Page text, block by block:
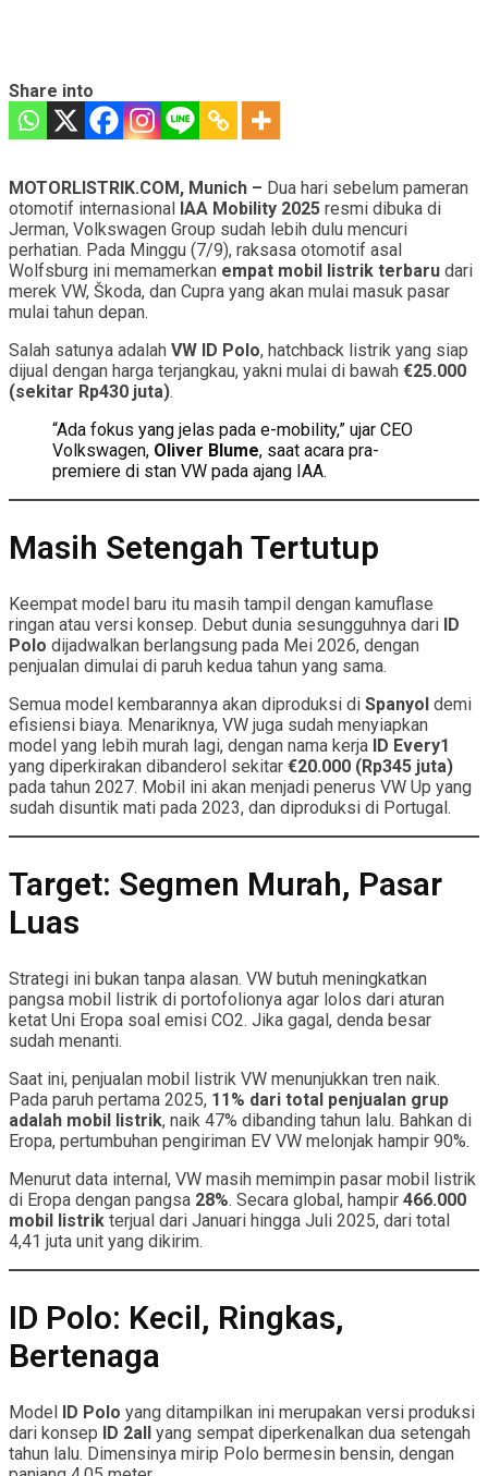
Share into
MOTORLISTRIK.COM, Munich – Dua hari sebelum pameran
otomotif internasional
IAA Mobility 2025 resmi dibuka di
Jerman, Volkswagen Group sudah lebih dulu mencuri
perhatian. Pada Minggu (7/9), raksasa otomotif asal
Wolfsburg ini memamerkan empat mobil listrik terbaru dari
merek VW, Škoda, dan Cupra yang akan mulai masuk pasar
mulai tahun depan.
Salah satunya adalah VW ID Polo, hatchback listrik yang siap
dijual dengan harga terjangkau, yakni mulai di bawah €25.000
(sekitar Rp430 juta).
“Ada fokus yang jelas pada e-mobility,” ujar CEO
Volkswagen, Oliver Blume, saat acara pra-
premiere di stan VW pada ajang IAA.
Masih Setengah Tertutup
Keempat model baru itu masih tampil dengan kamuflase
ringan atau versi konsep. Debut dunia sesungguhnya dari ID
Polo dijadwalkan berlangsung pada Mei 2026, dengan
penjualan dimulai di paruh kedua tahun yang sama.
Semua model kembarannya akan diproduksi di Spanyol demi
efisiensi biaya. Menariknya, VW juga sudah menyiapkan
model yang lebih murah lagi, dengan nama kerja ID Every1
yang diperkirakan dibanderol sekitar €20.000 (Rp345 juta)
pada tahun 2027. Mobil ini akan menjadi penerus VW Up yang
sudah disuntik mati pada 2023, dan diproduksi di Portugal.
Target: Segmen Murah, Pasar
Luas
Strategi ini bukan tanpa alasan. VW butuh meningkatkan
pangsa mobil listrik di portofolionya agar lolos dari aturan
ketat Uni Eropa soal emisi CO2. Jika gagal, denda besar
sudah menanti.
Saat ini, penjualan mobil listrik VW menunjukkan tren naik.
Pada paruh pertama 2025, 11% dari total penjualan grup
adalah mobil listrik, naik 47% dibanding tahun lalu. Bahkan di
Eropa, pertumbuhan pengiriman EV VW melonjak hampir 90%.
Menurut data internal, VW masih memimpin pasar mobil listrik
di Eropa dengan pangsa 28%. Secara global, hampir 466.000
mobil listrik terjual dari Januari hingga Juli 2025, dari total
4,41 juta unit yang dikirim.
ID Polo: Kecil, Ringkas,
Bertenaga
Model ID Polo yang ditampilkan ini merupakan versi produksi
dari konsep ID 2all yang sempat diperkenalkan dua setengah
tahun lalu. Dimensinya mirip Polo bermesin bensin, dengan